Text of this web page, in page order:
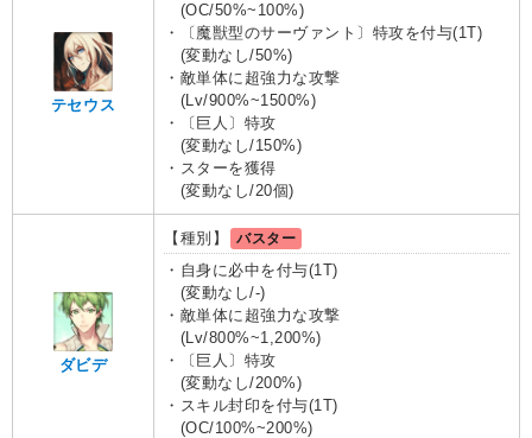
テセウス
(OC/50%~100%)
・〔魔獣型のサーヴァント〕特攻を付与(1T)
(変動なし/50%)
・敵単体に超強力な攻撃
(Lv/900%~1500%)
・〔巨人〕特攻
(変動なし/150%)
・スターを獲得
(変動なし/20個)
ダビデ
【種別】
バスター
・自身に必中を付与(1T)
(変動なし/-)
・敵単体に超強力な攻撃
(Lv/800%~1,200%)
・〔巨人〕特攻
(変動なし/200%)
・スキル封印を付与(1T)
(OC/100%~200%)